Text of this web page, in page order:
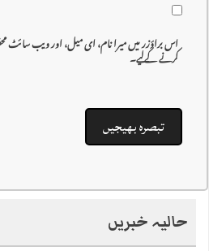
اس براؤزر میں میرا نام، ای میل، اور ویب سائٹ
کرنے کےلیے۔
حالیہ خبریں